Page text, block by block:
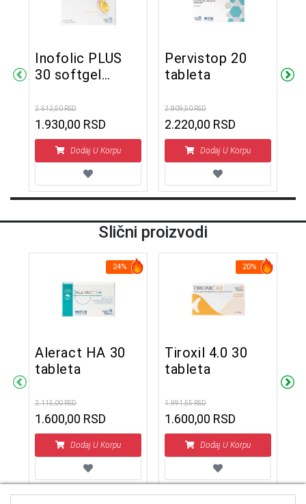
Inofolic PLUS
30 softgel
2.512,50 RSD
1.930,00 RSD
Dodaj U Korpu
Pervistop 20
tableta
2.809,50 RSD
2.220,00 RSD
Dodaj U Korpu
Slični proizvodi
24%
Aleract HA 30
tableta
2.115,00 RSD
1.600,00 RSD
Dodaj U Korpu
20%
Tiroxil 4.0 30
tableta
1.991,55 RSD
1.600,00 RSD
Dodaj U Korpu